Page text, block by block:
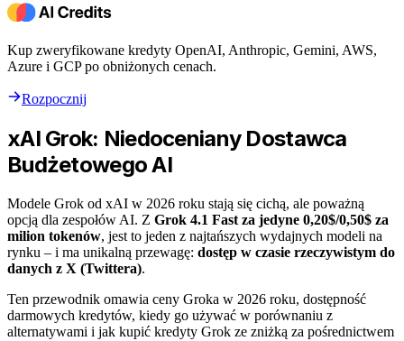
Kup zweryfikowane kredyty OpenAI, Anthropic, Gemini, AWS,
Azure i GCP po obniżonych cenach.
Rozpocznij
xAI Grok: Niedoceniany Dostawca
Budżetowego AI
Modele Grok od xAI w 2026 roku stają się cichą, ale poważną
opcją dla zespołów AI. Z Grok 4.1 Fast za jedyne 0,20$/0,50$ za
milion tokenów, jest to jeden z najtańszych wydajnych modeli na
rynku – i ma unikalną przewagę: dostęp w czasie rzeczywistym do
danych z X (Twittera).
Ten przewodnik omawia ceny Groka w 2026 roku, dostępność
darmowych kredytów, kiedy go używać w porównaniu z
alternatywami i jak kupić kredyty Grok ze zniżką za pośrednictwem